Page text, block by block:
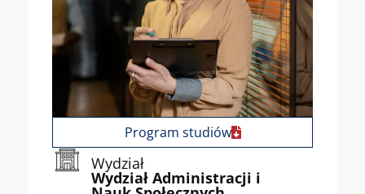
Program studiów
Wydział
Wydział Administracji i